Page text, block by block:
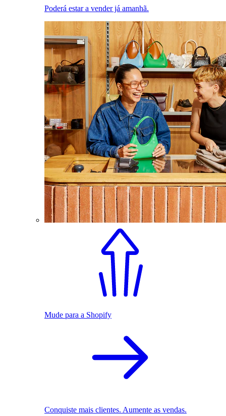
Poderá estar a vender já amanhã.
Mude para a Shopify
Conquiste mais clientes. Aumente as vendas.